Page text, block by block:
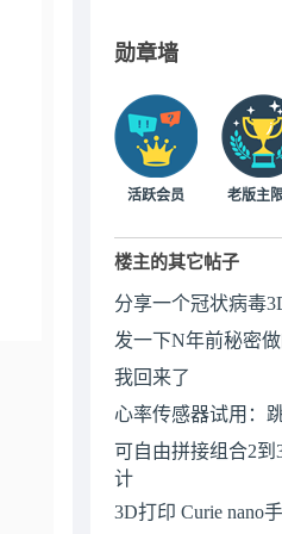
勋章墙
活跃会员 老版主
楼主的其它帖子
分享一个冠状病毒
发一下N年前秘密
我回来了
心率传感器试用：
可自由拼接组合2
计
3D打印 Curie nano